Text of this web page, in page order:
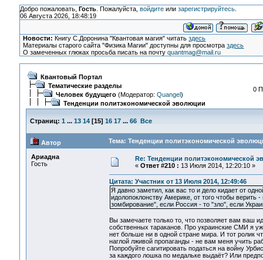
Добро пожаловать, Гость. Пожалуйста, войдитеили зарегистрируйтесь.
06 Августа 2026, 18:48:19
Новости: Книгу С.Доронина "Квантовая магия" читатьздесь
Материалы старого сайта "Физика Магии" доступны для просмотраздесь
О замеченных глюках просьба писать на почтуquantmag@mail.ru
Квантовый Портал
Тематические разделы
Человек будущего(Модератор: Quangel)
Тенденции политэкономической эволюции
0
Страниц: 1 ... 13 14[15] 16 17 ... 66 Все
Автор Тема: Тенденции политэкономической
Ариадна
Гость
Re: Тенденции политэкономической
« Ответ #210 : 13 Июля 2014, 12:20:10 »
Цитата: Участник от 13 Июля 2014, 12:49:46
Я давно заметил, как вас то и дело кидает от
идолопоклонству Америке, от того чтобы верить
зомбирование", если Россия - то "зло", если
Вы замечаете только то, что позволяет вам ваш
собственных тараканов. Про украинские СМИ я
нет больше ни в одной стране мира. И тот ролик
наглой лживой пропаганды - не вам меня учить
Попробуйте сагитировать податься на войну
за каждого лошка по медальке выдаёт? Или